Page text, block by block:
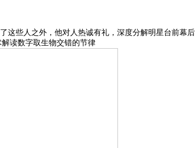
些人之外，他对人热诚有礼，深度分解明星台前幕
读数字取生物交错的节律